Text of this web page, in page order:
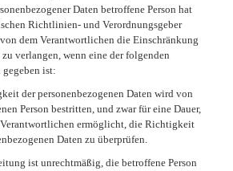
Daten betroffene Person hat
Richtlinien- und Verordnungsgeber
dem Verantwortlichen die Einschränkung
verlangen, wenn eine der folgenden
gegeben ist:
der personenbezogenen Daten wird von
Person bestritten, und zwar für eine Dauer,
Verantwortlichen ermöglicht, die Richtigkeit
Daten zu überprüfen.
ist unrechtmäßig, die betroffene Person